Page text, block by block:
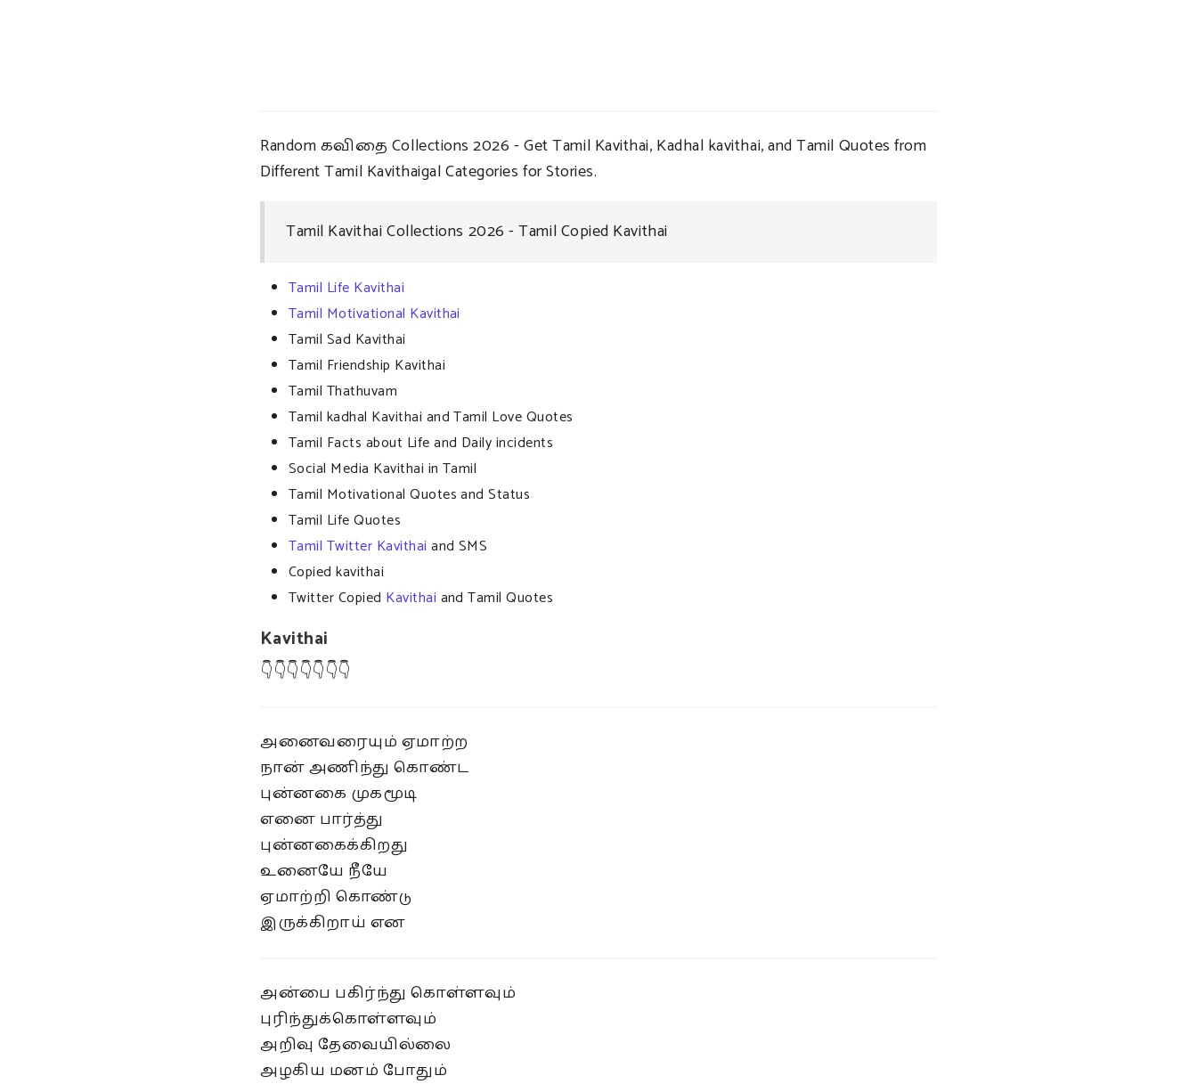
Random கவிதை Collections 2026 - Get Tamil Kavithai, Kadhal kavithai, and Tamil Quotes from
Different Tamil Kavithaigal Categories for Stories.
Tamil Kavithai Collections 2026 - Tamil Copied Kavithai
Tamil Life Kavithai
Tamil Motivational Kavithai
Tamil Sad Kavithai
Tamil Friendship Kavithai
Tamil Thathuvam
Tamil kadhal Kavithai and Tamil Love Quotes
Tamil Facts about Life and Daily incidents
Social Media Kavithai in Tamil
Tamil Motivational Quotes and Status
Tamil Life Quotes
Tamil Twitter Kavithai and SMS
Copied kavithai
Twitter Copied Kavithai and Tamil Quotes
Kavithai
👇👇👇👇👇👇👇
அனைவரையும் ஏமாற்ற
நான் அணிந்து கொண்ட
புன்னகை முகமூடி
எனை பார்த்து
புன்னகைக்கிறது
உனையே நீயே
ஏமாற்றி கொண்டு
இருக்கிறாய் என
அன்பை பகிர்ந்து கொள்ளவும்
புரிந்துக்கொள்ளவும்
அறிவு தேவையில்லை
அழகிய மனம் போதும்